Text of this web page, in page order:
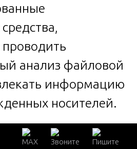
анализ файловой
информацию
носителей.
экспертного